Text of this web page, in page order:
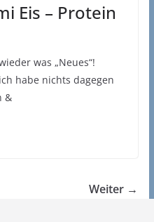
Eis – Protein
was „Neues“!
habe nichts dagegen
&
Weiter →